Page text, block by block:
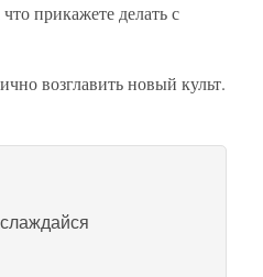
прикажете делать с
возглавить новый культ.